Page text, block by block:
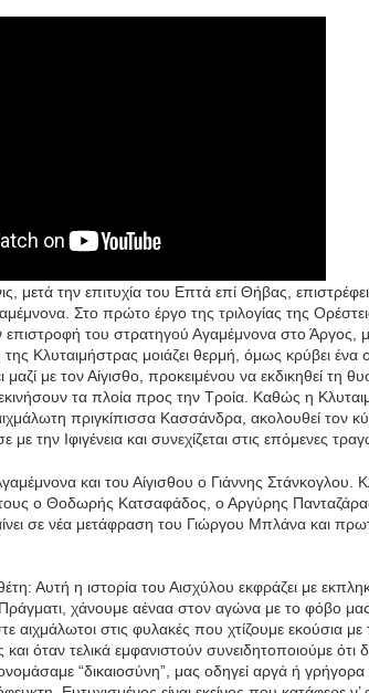
μετά την επιτυχία του Επτά επί Θήβας,
Στο πρώτο έργο της τριλογίας της
του στρατηγού Αγαμέμνονα στο Άργος,
Κλυταιμήστρας μοιάζει θερμή, όμως κρύβει ένα
με τον Αίγισθο, προκειμένου να εκδικηθεί τη
τα πλοία προς την Τροία. Καθώς η
πριγκίπισσα Κασσάνδρα, ακολουθεί τον
την Ιφιγένεια και συνεχίζεται στις επόμενες
και του Αίγισθου ο Γιάννης Στάνκογλου.
ο Θοδωρής Κατσαφάδος, ο Αργύρης
σε νέα μετάφραση του Γιώργου Μπλάνα και
Αυτή η ιστορία του Αισχύλου εκφράζει με
χάνουμε αέναα στον αγώνα με το φόβο μας.
αιχμάλωτοι στις φυλακές που χτίζουμε εκούσια με
όταν τελικά εμφανιστούν συνειδητοποιούμε ότι
“δικαιοσύνη”, μας οδηγεί αργά ή γρήγορα